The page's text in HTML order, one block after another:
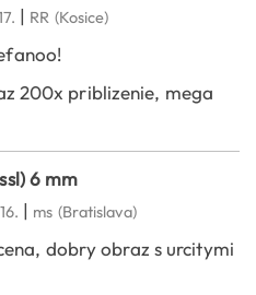
| RR (Kosice)
200x priblizenie, mega
6 mm
| ms (Bratislava)
dobry obraz s urcitymi